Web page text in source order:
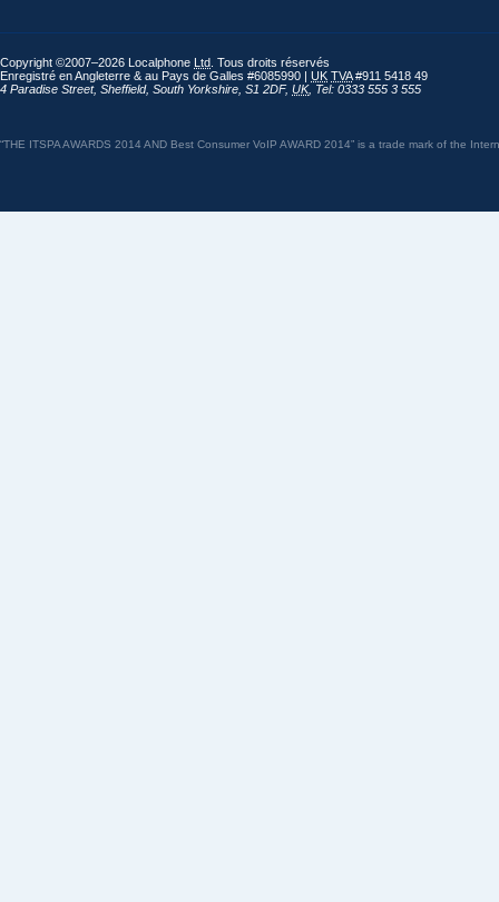
Copyright ©2007–2026 Localphone Ltd . Tous droits réservés
Enregistré en Angleterre & au Pays de Galles #6085990 | UK TVA#911 5418 49
4 Paradise Street, Sheffield, South Yorkshire S1 2DF, UK, Tel: 0333 555 3 555
“THE ITSPA AWARDS 2014 AND Best Consumer VoIP AWARD 2014” is a trade mark of the